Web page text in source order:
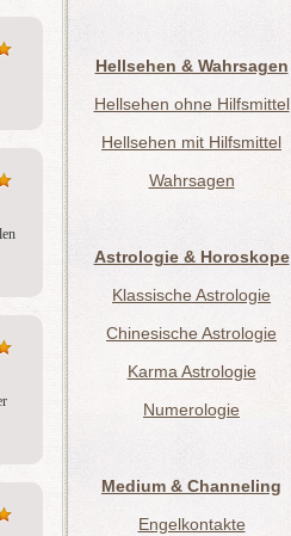
Hellsehen & Wahrsagen
Hellsehen ohne Hilfsmittel
Hellsehen mit Hilfsmittel
Wahrsagen
Astrologie & Horoskope
Klassische Astrologie
Chinesische Astrologie
Karma Astrologie
Numerologie
Medium & Channeling
Engelkontakte